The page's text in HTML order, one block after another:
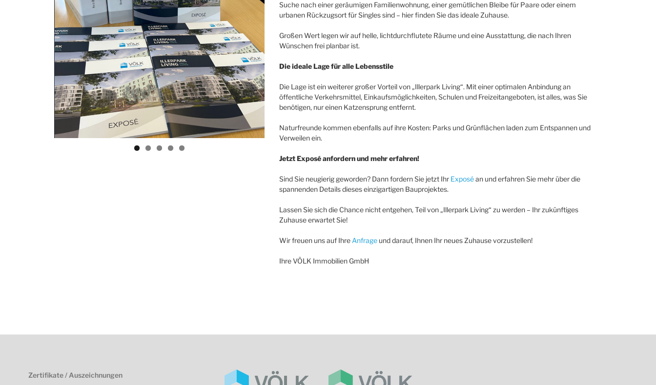
Suche nach einer geräumigen Familienwohnung, einer gemütlichen Bleibe für Paare oder einem
urbanen Rückzugsort für Singles sind – hier finden Sie das ideale Zuhause.
Großen Wert legen wir auf helle, lichtdurchflutete Räume und eine Ausstattung, die nach Ihren
Wünschen frei planbar ist.
Die ideale Lage für alle Lebensstile
Die Lage ist ein weiterer großer Vorteil von „Illerpark Living“. Mit einer optimalen Anbindung an
öffentliche Verkehrsmittel, Einkaufsmöglichkeiten, Schulen und Freizeitangeboten, ist alles, was Sie
benötigen, nur einen Katzensprung entfernt.
Naturfreunde kommen ebenfalls auf ihre Kosten: Parks und Grünflächen laden zum Entspannen und
Verweilen ein.
Jetzt Exposé anfordern und mehr erfahren!
Sind Sie neugierig geworden? Dann fordern Sie jetzt Ihr Exposéan und erfahren Sie mehr über die
spannenden Details dieses einzigartigen Bauprojektes.
Lassen Sie sich die Chance nicht entgehen, Teil von „Illerpark Living“ zu werden – Ihr zukünftiges
Zuhause erwartet Sie!
Wir freuen uns auf Ihre Anfrageund darauf, Ihnen Ihr neues Zuhause vorzustellen!
Ihre VÖLK Immobilien GmbH
Zertifikate / Auszeichnungen